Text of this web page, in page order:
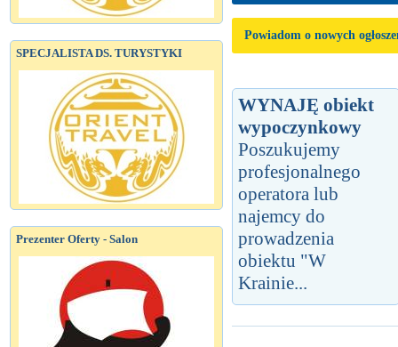
SPECJALISTA DS. TURYSTYKI
Prezenter Oferty - Salon
Powiadom o nowych
WYNAJĘ obiekt
wypoczynkowy
Poszukujemy
profesjonalnego
operatora lub
najemcy do
prowadzenia
obiektu "W
Krainie...